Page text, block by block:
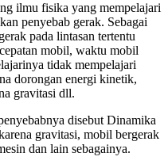
ilmu fisika yang mempelajari
penyebab gerak. Sebagai
pada lintasan tertentu
mobil, waktu mobil
tidak mempelajari
dorongan energi kinetik,
gravitasi dll.
disebut Dinamika
gravitasi, mobil bergerak
dan lain sebagainya.